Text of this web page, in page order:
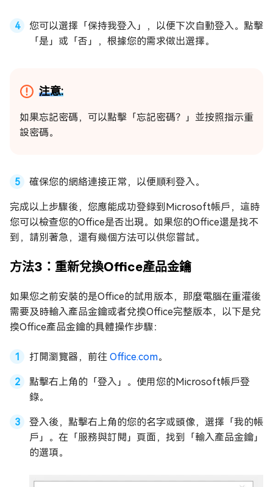
您可以選擇「保持我登入」，以便下次自動登入。點擊
「是」或「否」，根據您的需求做出選擇。
注意:
如果忘記密碼，可以點擊「忘記密碼？」並按照指示重
設密碼。
確保您的網絡連接正常，以便順利登入。
完成以上步驟後，您應能成功登錄到Microsoft帳戶，這時
您可以檢查您的Office是否出現。如果您的Office還是找不
到，請別著急，還有幾個方法可以供您嘗試。
方法3：重新兌換Office產品金鑰
如果您之前安裝的是Office的試用版本，那麼電腦在重灌後
需要及時輸入產品金鑰或者兌換Office完整版本，以下是兌
換Office產品金鑰的具體操作步驟：
打開瀏覽器，前往 Office.com。
點擊右上角的「登入」。使用您的Microsoft帳戶登
錄。
登入後，點擊右上角的您的名字或頭像，選擇「我的帳
戶」。在「服務與訂閱」頁面，找到「輸入產品金鑰」
的選項。